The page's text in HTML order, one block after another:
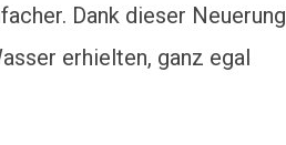
Dank dieser Neuerung
erhielten, ganz egal